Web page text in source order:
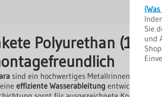
Sie
und
Polyurethan (125/
sind ein hochwertiges Metallrinnensystem,
effiziente Wasserableitung entwickelt